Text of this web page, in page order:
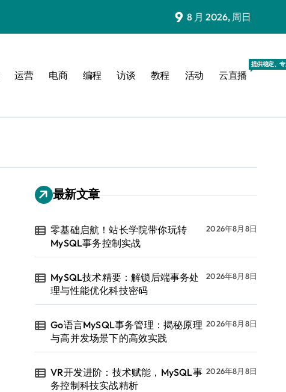
9 8 月 2026, 周日
运营 电商 编程 访谈 教程 活动 云直播
提供稳定、
最新文章
零基础启航！站长学院带你玩转
MySQL事务控制实战
2026年8月8日
MySQL技术精要：解锁后端事务处
理与性能优化科技密码
2026年8月8日
Go语言MySQL事务管理：揭秘原理
与高并发场景下的高效实践
2026年8月8日
VR开发进阶：技术赋能，MySQL事
务控制科技实战精析
2026年8月8日